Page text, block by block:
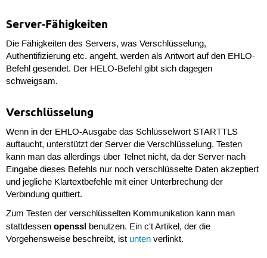
Server-Fähigkeiten
Die Fähigkeiten des Servers, was Verschlüsselung,
Authentifizierung etc. angeht, werden als Antwort auf den EHLO-
Befehl gesendet. Der HELO-Befehl gibt sich dagegen
schweigsam.
Verschlüsselung
Wenn in der EHLO-Ausgabe das Schlüsselwort STARTTLS
auftaucht, unterstützt der Server die Verschlüsselung. Testen
kann man das allerdings über Telnet nicht, da der Server nach
Eingabe dieses Befehls nur noch verschlüsselte Daten akzeptiert
und jegliche Klartextbefehle mit einer Unterbrechung der
Verbindung quittiert.
Zum Testen der verschlüsselten Kommunikation kann man
stattdessen opensslbenutzen. Ein c't Artikel, der die
Vorgehensweise beschreibt, ist untenverlinkt.